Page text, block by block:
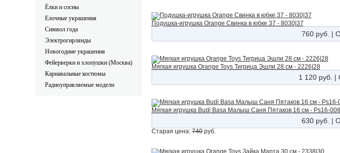
Ёлки и сосны
Елочные украшения
Символ года
Электрогирлянды
Новогодние украшения
Фейерверки и хлопушки (Москва)
Карнавальные костюмы
Радиоуправляемые модели
Подушка-игрушка Orange Свинка в юбке 37 - 8030|37
760 руб. |
Мягкая игрушка Orange Toys Тигрица Эшли 28 см - 2226|28
1 120 руб. |
Мягкая игрушка Budi Basa Малыш Саня Пятаков 16 см - Ps16-008
630 руб. |
Старая цена:740руб.